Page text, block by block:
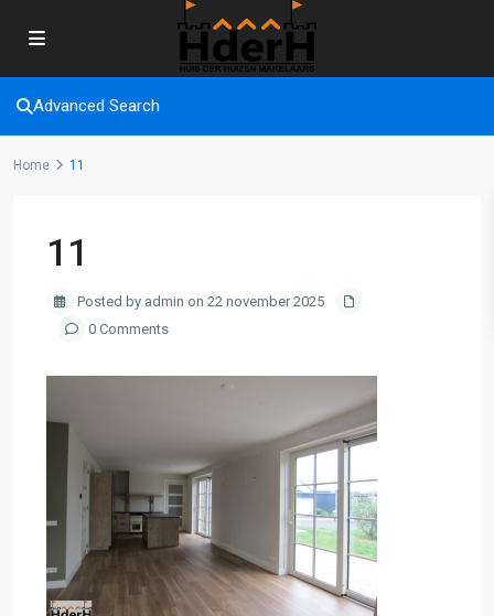
Advanced Search
Home 11
11
Posted by admin on 22 november 2025
0 Comments